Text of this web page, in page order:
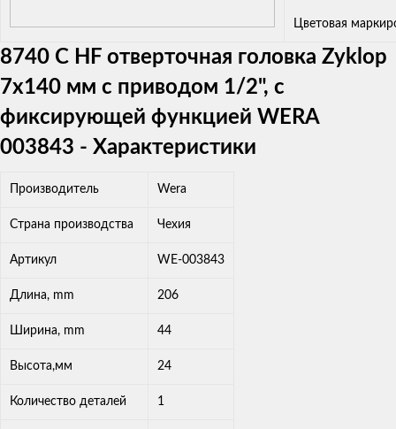
Цветовая
8740 C HF отверточная головка Zyklop
7х140 мм с приводом 1/2", с
фиксирующей функцией WERA
003843 - Характеристики
Производитель Wera
Страна производства Чехия
Артикул WE-003843
Длина, mm 206
Ширина, mm 44
Высота,мм 24
Количество деталей 1